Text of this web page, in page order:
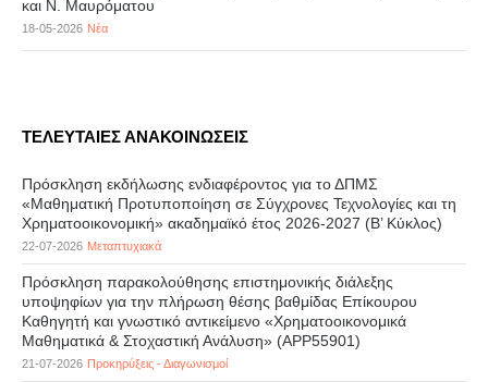
και Ν. Μαυρόματου
18-05-2026 Νέα
ΤΕΛΕΥΤΑΙΕΣ ΑΝΑΚΟΙΝΩΣΕΙΣ
Πρόσκληση εκδήλωσης ενδιαφέροντος για το ΔΠΜΣ
«Μαθηματική Προτυποποίηση σε Σύγχρονες Τεχνολογίες και τη
Χρηματοοικονομική» ακαδημαϊκό έτος 2026-2027 (B’ Kύκλος)
22-07-2026 Μεταπτυχιακά
Πρόσκληση παρακολούθησης επιστημονικής διάλεξης
υποψηφίων για την πλήρωση θέσης βαθμίδας Επίκουρου
Καθηγητή και γνωστικό αντικείμενο «Χρηματοοικονομικά
Μαθηματικά & Στοχαστική Ανάλυση» (APP55901)
21-07-2026 Προκηρύξεις - Διαγωνισμοί